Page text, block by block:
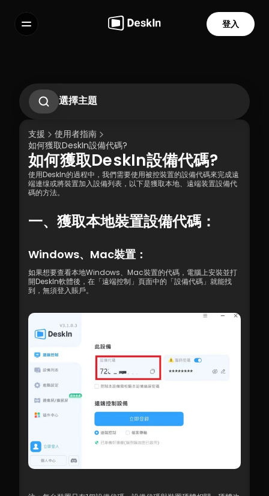
服務條款
隱私政策
登入
選擇主題
1.3 DeskIn 客戶端運行
1.4 DeskIn 註冊和登入
1.5 權限設定
支援
使用者指南
如何獲取DeskIn設備代碼?
如何獲取DeskIn設備代碼?
使用DeskIn的過程中，我們需要使用被控裝置的設備代碼來完成遠
端連缐或將裝置加入設備列表，以下是獲取本地、遠端装置設備代
碼的方法。
一、獲取本地裝置設備代碼：
Windows、Mac裝置：
如果想要查看本地Windows、Mac裝置的代碼，電腦上安裝並打
開DeskIn軟體後，在「遠端控制」頁面中的「設備代碼」就能找
到，無須登入賬戶。